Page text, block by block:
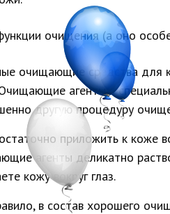
очищения (а оно
очищающие средства для
агенты в
другую процедуру
приложить к коже
агенты деликатно
кожу вокруг глаз.
в состав хорошего